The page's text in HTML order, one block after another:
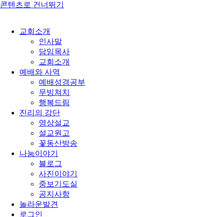
콘텐츠로 건너뛰기
교회소개
인사말
담임목사
교회소개
예배와 사역
예배성경공부
무빙쳐치
행복드림
진리의 강단
영상설교
설교원고
꽃동산방송
나눔이야기
블로그
사진이야기
중보기도실
공지사항
놀라운발견
로그인